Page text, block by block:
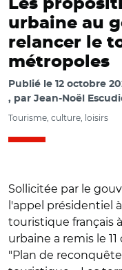
Les
urbaine au
relancer le
métropoles
Publié le 12 octobre
par Jean-Noël
Tourisme, culture, loisirs
Sollicitée par le
l'appel présidentiel
touristique français
urbaine a remis le
"Plan de